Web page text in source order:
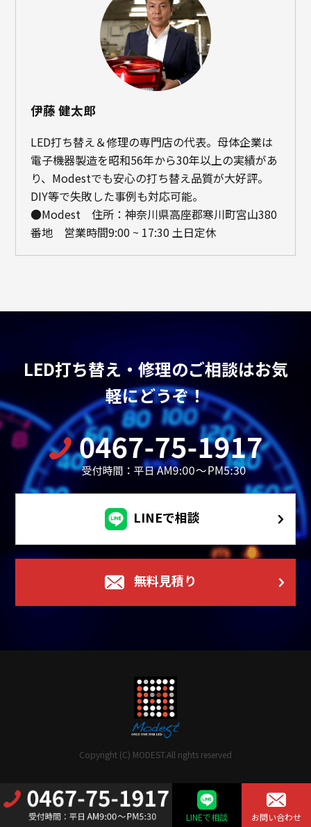
伊藤 健太郎
LED打ち替え＆修理の専門店の代表。母体企業は
電子機器製造を昭和56年から30年以上の実績があ
り、Modestでも安心の打ち替え品質が大好評。
DIY等で失敗した事例も対応可能。
●Modest 住所：神奈川県高座郡寒川町宮山380
番地 営業時間9:00 ~ 17:30 土日定休
LED打ち替え・修理のご相談はお気
軽にどうぞ！
LINEで相談
無料見積り
Copyright (C) MODEST.All rights reserved
LINEで相談 お問い合わせ